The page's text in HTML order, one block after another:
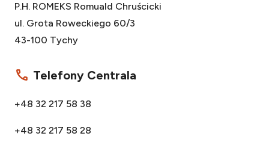
P.H. ROMEKS Romuald Chruścicki
ul. Grota Roweckiego 60/3
43-100 Tychy
Telefony Centrala
+48 32 217 58 38
+48 32 217 58 28